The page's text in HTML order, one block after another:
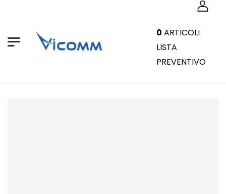
0 ARTICOLI
LISTA
PREVENTIVO